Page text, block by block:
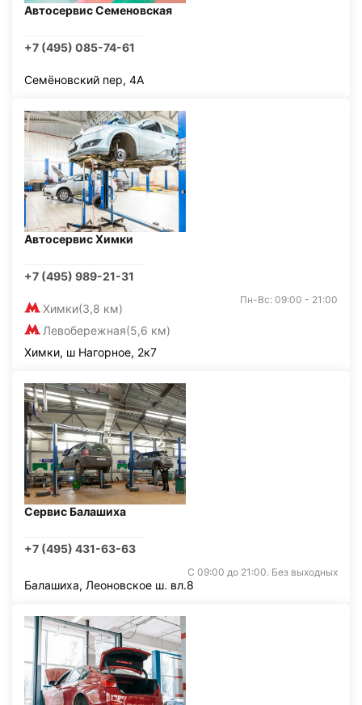
Автосервис Семеновская
+7 (495) 085-74-61
Семёновский пер, 4А
Автосервис Химки
+7 (495) 989-21-31
Химки(3,8 км)
Левобережная(5,6 км)
Пн-Вс: 09:00 - 21:00
Химки, ш Нагорное, 2к7
Сервис Балашиха
+7 (495) 431-63-63
С 09:00 до 21:00. Без выходных
Балашиха, Леоновское ш. вл.8